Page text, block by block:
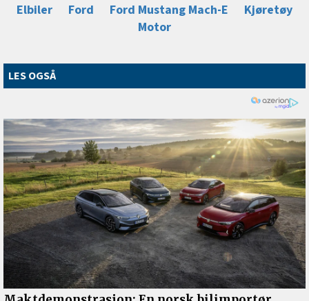
Elbiler
Ford Ford Mustang Mach-E
Kjøretøy
Motor
LES OGSÅ